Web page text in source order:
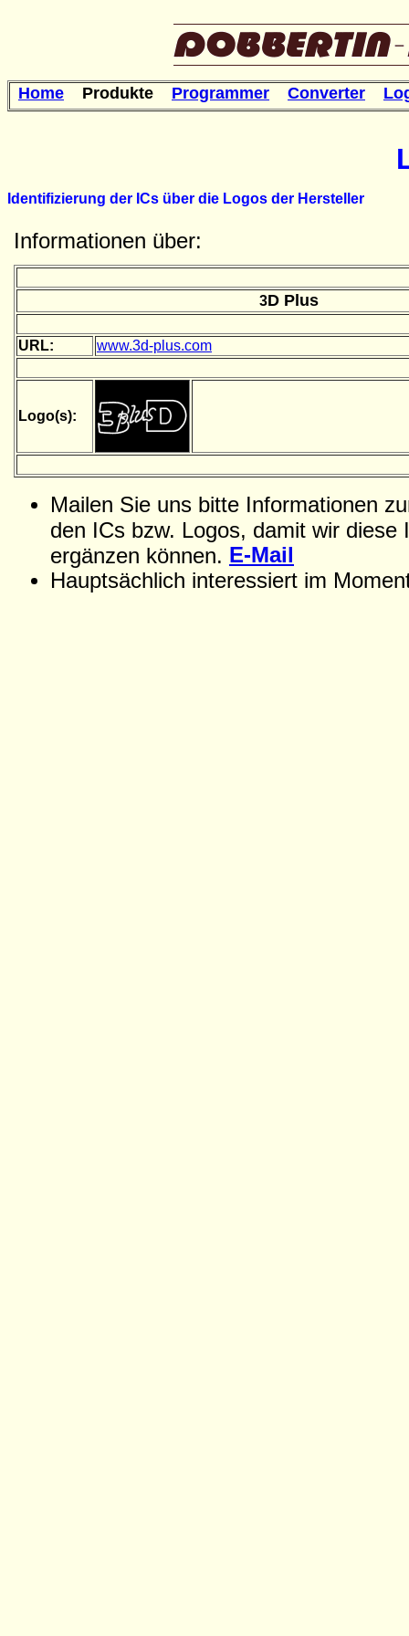
Home Produkte Programmer Converter
Identifizierung der ICs über die Logos der Hersteller
Informationen über:
3D Plus
URL: www.3d-plus.com
Logo(s):
Mailen Sie uns bitte Informationen
den ICs bzw. Logos, damit wir diese
ergänzen können. E-Mail
Hauptsächlich interessiert im